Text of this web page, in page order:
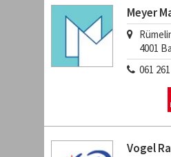
Meyer
4001
061
Vogel